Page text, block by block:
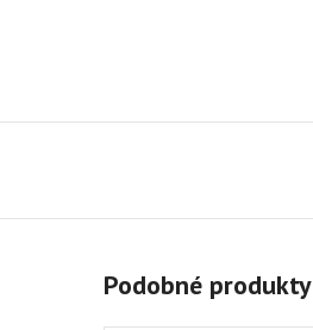
Podobné produkty